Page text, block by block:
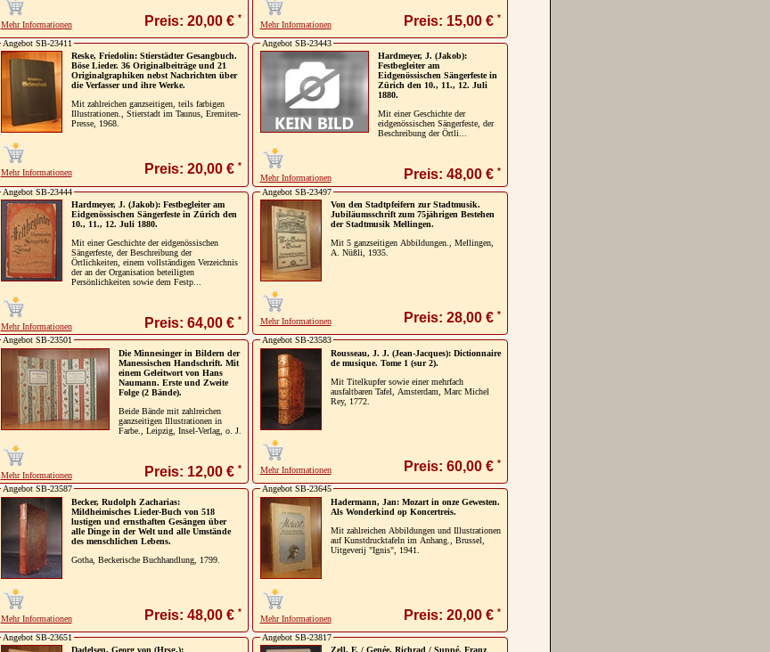
Mehr Informationen Preis: 20,00 € *
Mehr Informationen Preis: 15,00 € *
Angebot SB-23411
Reske, Friedolin: Stierstädter Gesangbuch.
Böse Lieder. 36 Originalbeiträge und 21
Originalgraphiken nebst Nachrichten über
die Verfasser und ihre Werke.
Mit zahlreichen ganzseitigen, teils farbigen
Illustrationen., Stierstadt im Taunus, Eremiten-
Presse, 1968.
Mehr Informationen Preis: 20,00 € *
Angebot SB-23443
Hardmeyer, J. (Jakob):
Festbegleiter am
Eidgenössischen Sängerfeste in
Zürich den 10., 11., 12. Juli
1880.
Mit einer Geschichte der
eidgenössischen Sängerfeste, der
Beschreibung der Örtli...
Mehr Informationen Preis: 48,00 € *
Angebot SB-23444
Hardmeyer, J. (Jakob): Festbegleiter am
Eidgenössischen Sängerfeste in Zürich den
10., 11., 12. Juli 1880.
Mit einer Geschichte der eidgenössischen
Sängerfeste, der Beschreibung der
Örtlichkeiten, einem vollständigen Verzeichnis
der an der Organisation beteiligten
Persönlichkeiten sowie dem Festp...
Mehr Informationen Preis: 64,00 € *
Angebot SB-23497
Von den Stadtpfeifern zur Stadtmusik.
Jubiläumsschrift zum 75jährigen Bestehen
der Stadtmusik Mellingen.
Mit 5 ganzseitigen Abbildungen., Mellingen,
A. Nüßli, 1935.
Mehr Informationen Preis: 28,00 € *
Angebot SB-23501
Die Minnesinger in Bildern der
Manessischen Handschrift. Mit
einem Geleitwort von Hans
Naumann. Erste und Zweite
Folge (2 Bände).
Beide Bände mit zahlreichen
ganzseitigen Illustrationen in
Farbe., Leipzig, Insel-Verlag, o. J.
Mehr Informationen Preis: 12,00 € *
Angebot SB-23583
Rousseau, J. J. (Jean-Jacques): Dictionnaire
de musique. Tome 1 (sur 2).
Mit Titelkupfer sowie einer mehrfach
ausfaltbaren Tafel, Amsterdam, Marc Michel
Rey, 1772.
Mehr Informationen Preis: 60,00 € *
Angebot SB-23587
Becker, Rudolph Zacharias:
Mildheimisches Lieder-Buch von 518
lustigen und ernsthaften Gesängen über
alle Dinge in der Welt und alle Umstände
des menschlichen Lebens.
Gotha, Beckerische Buchhandlung, 1799.
Mehr Informationen Preis: 48,00 € *
Angebot SB-23645
Hadermann, Jan: Mozart in onze Gewesten.
Als Wonderkind op Koncertreis.
Mit zahlreichen Abbildungen und Illustrationen
auf Kunstdrucktafeln im Anhang., Brussel,
Uitgeverij "Ignis", 1941.
Mehr Informationen Preis: 20,00 € *
Angebot SB-23651
Dadelsen, Georg von (Hrsg.):
Angebot SB-23817
Zell, F. / Genée, Richrad / Suppé, Franz